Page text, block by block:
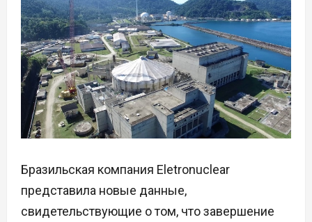
Бразильская компания Eletronuclear
представила новые данные,
свидетельствующие о том, что завершение